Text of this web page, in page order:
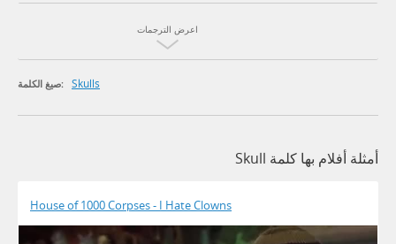
اعرض الترجمات
صيغ الكلمة: Skulls
أمثلة أفلام بها كلمة Skull
House of 1000 Corpses - I Hate Clowns